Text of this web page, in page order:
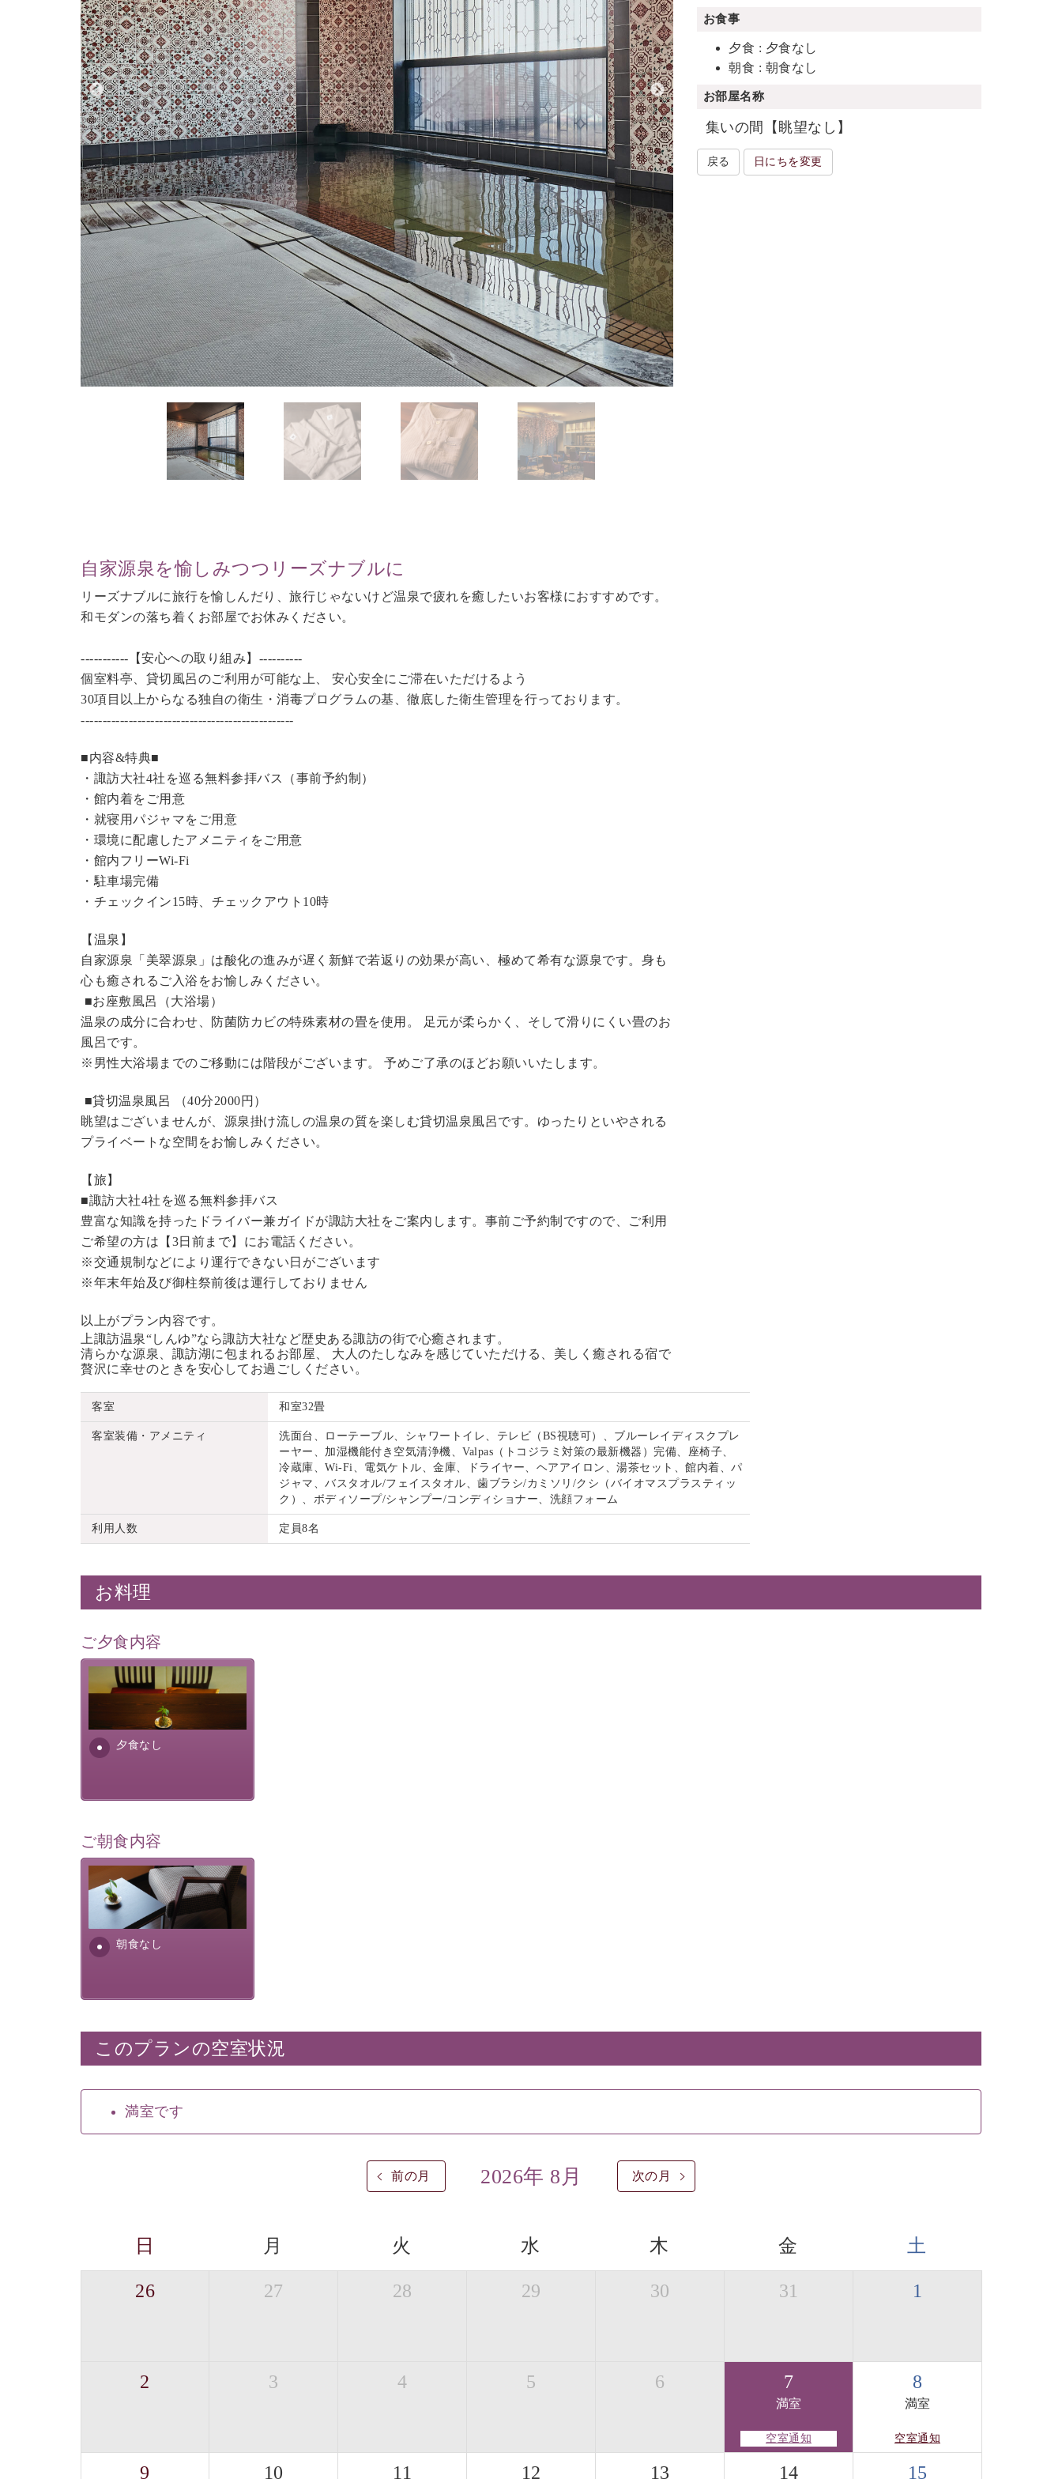
自家源泉を愉しみつつリーズナブルに
リーズナブルに旅行を愉しんだり、旅行じゃないけど温泉で疲れを癒したいお客様におすすめです。
和モダンの落ち着くお部屋でお休みください。
-----------【安心への取り組み】----------
個室料亭、貸切風呂のご利用が可能な上、 安心安全にご滞在いただけるよう
30項目以上からなる独自の衛生・消毒プログラムの基、徹底した衛生管理を行っております。
-------------------------------------------------
■内容&特典■
・諏訪大社4社を巡る無料参拝バス（事前予約制）
・館内着をご用意
・就寝用パジャマをご用意
・環境に配慮したアメニティをご用意
・館内フリーWi-Fi
・駐車場完備
・チェックイン15時、チェックアウト10時
【温泉】
自家源泉「美翠源泉」は酸化の進みが遅く新鮮で若返りの効果が高い、極めて希有な源泉です。身も
心も癒されるご入浴をお愉しみください。
■お座敷風呂（大浴場）
温泉の成分に合わせ、防菌防カビの特殊素材の畳を使用。 足元が柔らかく、そして滑りにくい畳のお
風呂です。
※男性大浴場までのご移動には階段がございます。 予めご了承のほどお願いいたします。
■貸切温泉風呂 （40分2000円）
眺望はございませんが、源泉掛け流しの温泉の質を楽しむ貸切温泉風呂です。ゆったりといやされる
プライベートな空間をお愉しみください。
【旅】
■諏訪大社4社を巡る無料参拝バス
豊富な知識を持ったドライバー兼ガイドが諏訪大社をご案内します。 事前ご予約制ですので、ご利用
ご希望の方は【3日前まで】にお電話ください。
※交通規制などにより運行できない日がございます
※年末年始及び御柱祭前後は運行しておりません
以上がプラン内容です。
上諏訪温泉“しんゆ”なら諏訪大社など歴史ある諏訪の街で心癒されます。
清らかな源泉、諏訪湖に包まれるお部屋、 大人のたしなみを感じていただける、美しく癒される宿で
贅沢に幸せのときを安心してお過ごしください。
お食事
夕食 : 夕食なし
朝食 : 朝食なし
お部屋名称
集いの間【眺望なし】
戻る 日にちを変更
客室 和室32畳
客室装備・アメニティ
洗面台、ローテーブル、シャワートイレ、テレビ（BS視聴可）、ブルーレイディスクプレ
ーヤー、加湿機能付き空気清浄機、Valpas（トコジラミ対策の最新機器）完備、座椅子、
冷蔵庫、Wi-Fi、電気ケトル、金庫、ドライヤー、ヘアアイロン、湯茶セット、館内着、パ
ジャマ、バスタオル/フェイスタオル、歯ブラシ/カミソリ/クシ（バイオマスプラスティッ
ク）、ボディソープ/シャンプー/コンディショナー、洗顔フォーム
利用人数 定員8名
お料理
ご夕食内容
夕食なし
夕食なしご夕食を追加される
場合は、二食付きのプランを
お選びくださいませ。
ご朝食内容
朝食なし
朝食なし。ご朝食を付ける場
合は朝食付きのプランをお選
びくださいませ。
このプランの空室状況
満室です
前の月 2026年 8月 次の月
日 月 火 水 木 金 土
26 27 28 29 30 31 1
2 3 4 5 6 7
満室
空室通知
8
満室
空室通知
9 10 11 12 13 14 15